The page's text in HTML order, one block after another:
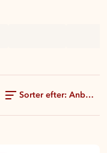
Sorter efter: